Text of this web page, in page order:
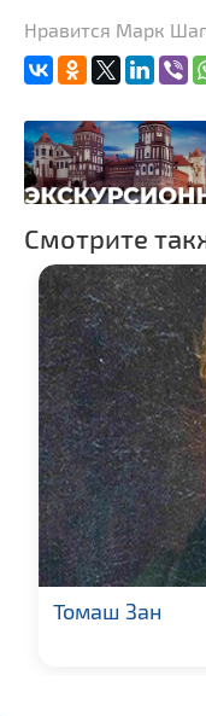
Нравится Марк
Смотрите
Томаш Зан